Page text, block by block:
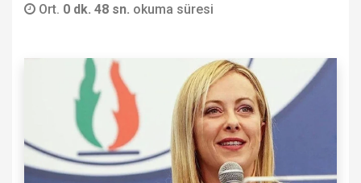
Ort. 0 dk. 48 sn. okuma süresi